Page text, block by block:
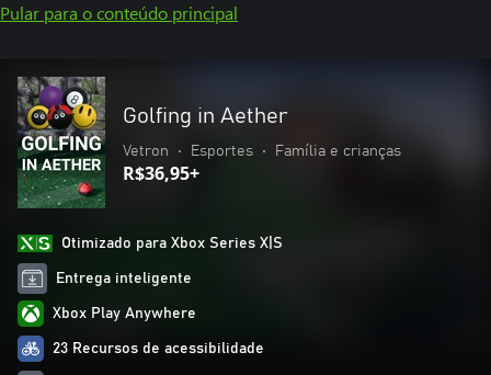
Pular para o conteúdo principal
Golfing in Aether
Vetron • Esportes • Família e crianças
R$36,95+
Otimizado para Xbox Series X|S
Entrega inteligente
Xbox Play Anywhere
23 Recursos de acessibilidade